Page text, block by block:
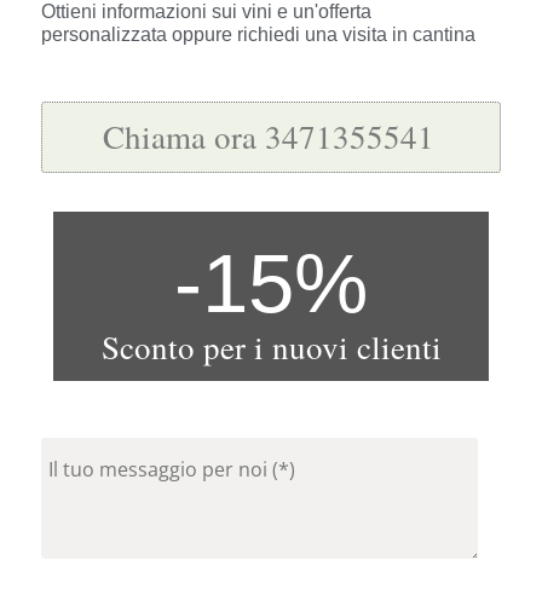
Ottieni informazioni sui vini e un'offerta
personalizzata oppure richiedi una visita in cantina
Chiama ora 3471355541
Sconto per i nuovi clienti
-15%